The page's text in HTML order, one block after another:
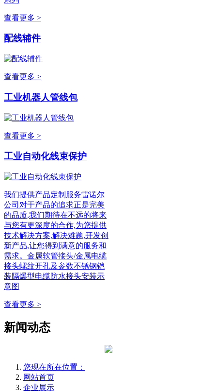
查看更多 >
配线辅件
查看更多 >
工业机器人管线包
查看更多 >
工业自动化线束保护
我们提供产品定制服务雷诺尔
公司对于产品的追求正是完美
的品质,我们期待在不远的将来
与您有更深度的合作,为您提供
技术解决方案,解决难题,开发创
新产品,让您得到满意的服务和
需求。金属软管接头/金属电缆
接头螺纹开孔及参数不锈钢铠
装隔爆型电缆防水接头安装示
意图
查看更多 >
新闻动态
您现在所在位置：
网站首页
企业展示